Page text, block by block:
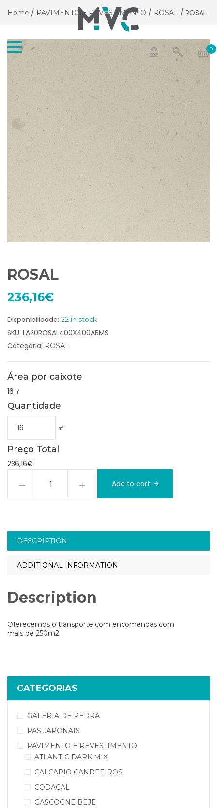
0
Home / PAVIMENTO E REVESTIMENTO / ROSAL / ROSAL
ROSAL
236,16€
Disponibilidade: 22 in stock
SKU: LA20ROSAL400X400ABMS
Categoria: ROSAL
Área por caixote
16㎡
Quantidade
㎡
Preço Total
236,16€
Add to cart
DESCRIPTION
ADDITIONAL INFORMATION
Description
Oferecemos o transporte com encomendas com
mais de 250m2
CATEGORIAS
GALERIA DE PEDRA
PAS JAPONAIS
PAVIMENTO E REVESTIMENTO
ATLANTIC DARK MIX
CALCARIO CANDEEIROS
CODAÇAL
GASCOGNE BEJE